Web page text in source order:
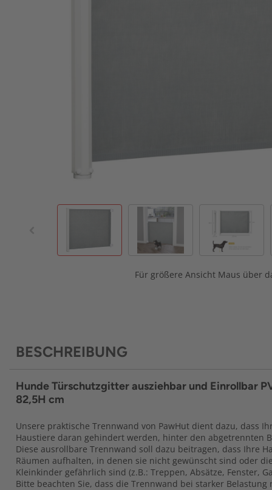
Für größere Ansicht Maus über
BESCHREIBUNG
Hunde Türschutzgitter ausziehbar und Einrollbar
82,5H cm
Unsere praktische Trennwand von PawHut dient dazu, dass
Haustiere daran gehindert werden, hinter den abgetrennten
Diese ausrollbare Trennwand soll dazu beitragen, dass Ihre
Räumen aufhalten, in denen sie nicht gewünscht sind oder
Kleinkinder gefährlich sind (z.B.: Treppen, Absätze, Fenster,
Bitte beachten Sie, dass die Trennwand bei starker Belastung